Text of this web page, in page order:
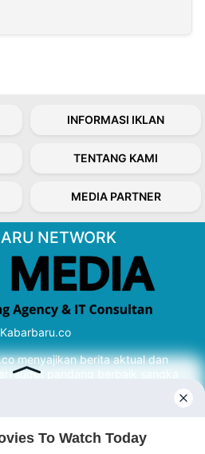
INFORMASI IKLAN
TENTANG KAMI
MEDIA PARTNER
NETWORK
menyajikan berita aktual dan
sudut pandang berbaik sangka